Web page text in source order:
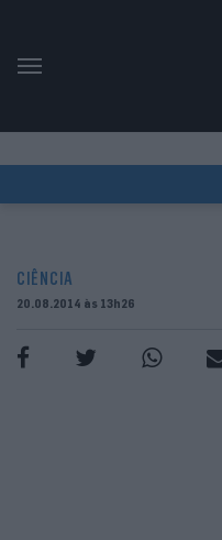
CIÊNCIA
20.08.2014 às 13h26